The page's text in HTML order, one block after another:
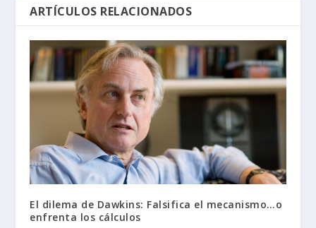
ARTÍCULOS RELACIONADOS
El dilema de Dawkins: Falsifica el mecanismo…o
enfrenta los cálculos